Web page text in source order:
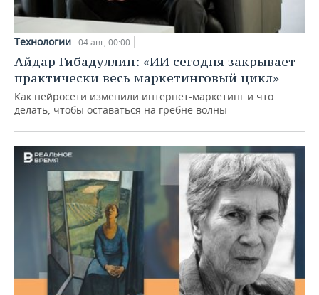
Технологии 04 авг, 00:00
Айдар Гибадуллин: «ИИ сегодня закрывает
практически весь маркетинговый цикл»
Как нейросети изменили интернет-маркетинг и что
делать, чтобы оставаться на гребне волны